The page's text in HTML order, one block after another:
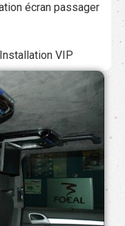
écran passager
Installation VIP